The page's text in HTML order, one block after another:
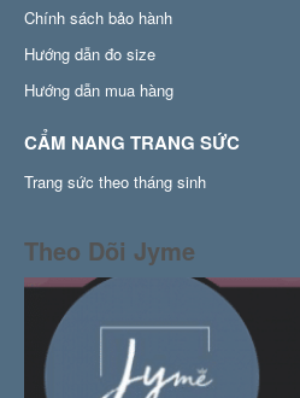
Chính sách bảo hành
Hướng dẫn đo size
Hướng dẫn mua hàng
CẨM NANG TRANG SỨC
Trang sức theo tháng sinh
Theo Dõi Jyme